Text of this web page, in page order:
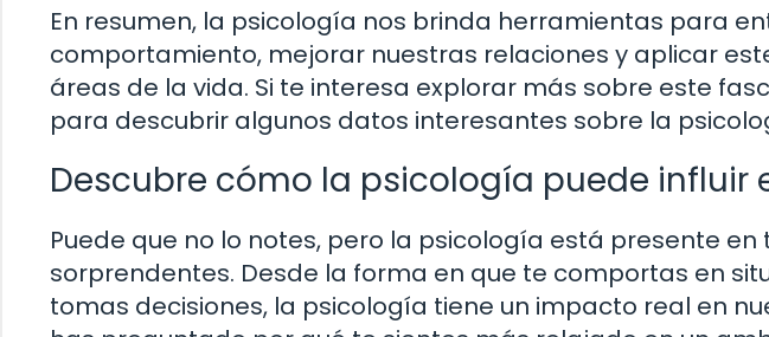
En resumen, la psicología nos brinda herramientas para
comportamiento, mejorar nuestras relaciones y aplicar
áreas de la vida. Si te interesa explorar más sobre este
para descubrir algunos datos interesantes sobre la
Descubre cómo la psicología puede influir
Puede que no lo notes, pero la psicología está presente
sorprendentes. Desde la forma en que te comportas en
tomas decisiones, la psicología tiene un impacto real en